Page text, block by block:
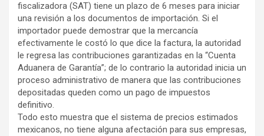
fiscalizadora (SAT) tiene un plazo de 6 meses para iniciar
una revisión a los documentos de importación. Si el
importador puede demostrar que la mercancía
efectivamente le costó lo que dice la factura, la autoridad
le regresa las contribuciones garantizadas en la “Cuenta
Aduanera de Garantía”; de lo contrario la autoridad inicia un
proceso administrativo de manera que las contribuciones
depositadas queden como un pago de impuestos
definitivo.
Todo esto muestra que el sistema de precios estimados
mexicanos, no tiene alguna afectación para sus empresas,